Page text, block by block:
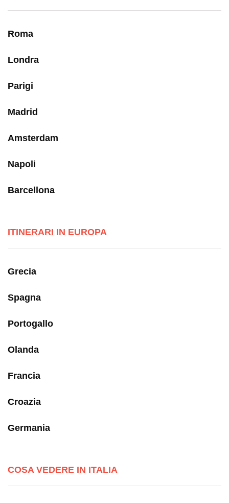
Roma
Londra
Parigi
Madrid
Amsterdam
Napoli
Barcellona
ITINERARI IN EUROPA
Grecia
Spagna
Portogallo
Olanda
Francia
Croazia
Germania
COSA VEDERE IN ITALIA